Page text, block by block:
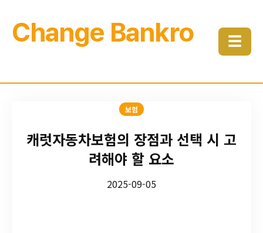
Change Bankro ☰
보험
캐럿자동차보험의 장점과 선택 시 고
려해야 할 요소
2025-09-05